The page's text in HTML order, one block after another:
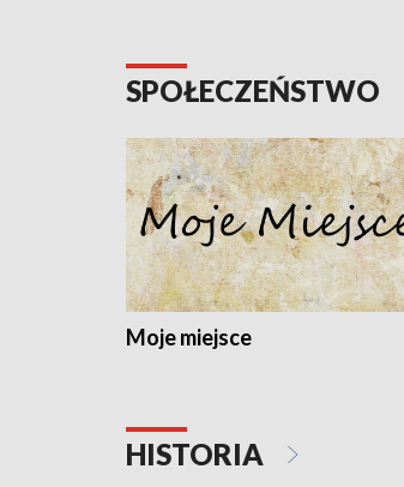
SPOŁECZEŃSTWO
Moje miejsce
HISTORIA